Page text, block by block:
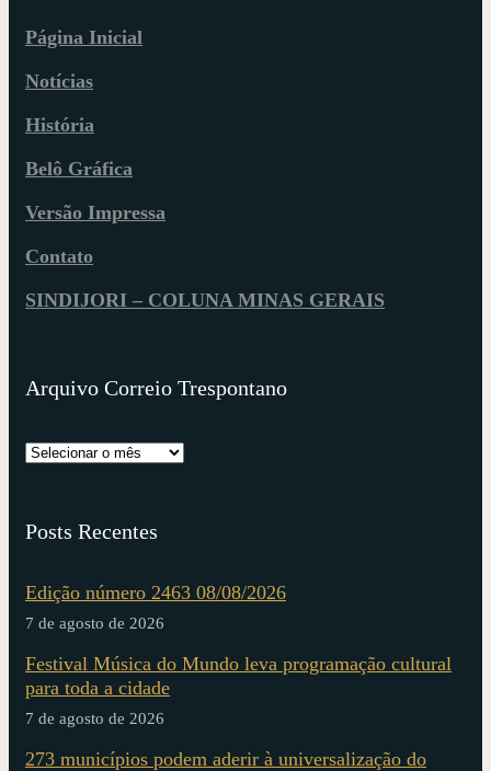
Página Inicial
Notícias
História
Belô Gráfica
Versão Impressa
Contato
SINDIJORI – COLUNA MINAS GERAIS
Arquivo Correio Trespontano
Posts Recentes
Edição número 2463 08/08/2026
7 de agosto de 2026
Festival Música do Mundo leva programação cultural
para toda a cidade
7 de agosto de 2026
273 municípios podem aderir à universalização do